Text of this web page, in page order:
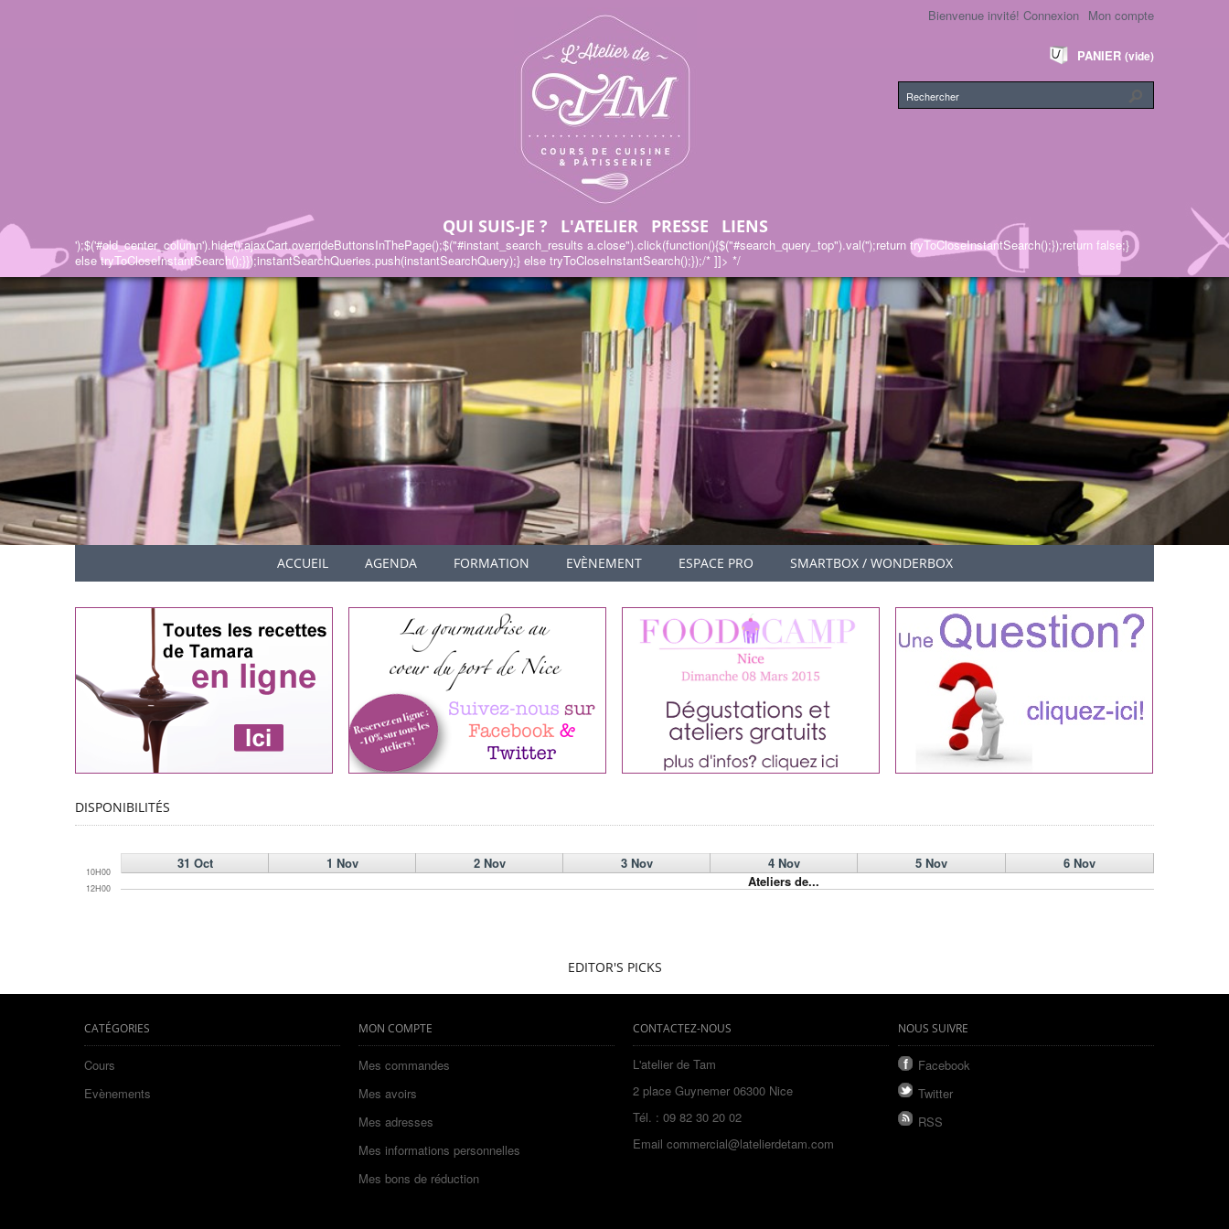
QUI SUIS-JE ? L'ATELIER PRESSE LIENS
Mon compte
Bienvenue invité! Connexion
PANIER (vide)
');$('#old_center_column').hide();ajaxCart.overrideButtonsInThePage();$("#instant_search_results a.close").click(function(){$("#search_query_top").val('');return tryToCloseInstantSearch();});return false;}
else tryToCloseInstantSearch();}});instantSearchQueries.push(instantSearchQuery);} else tryToCloseInstantSearch();});/* ]]> */
ACCUEIL AGENDA FORMATION EVÈNEMENT ESPACE PRO SMARTBOX / WONDERBOX
DISPONIBILITÉS
31 Oct 1 Nov 2 Nov 3 Nov 4 Nov 5 Nov 6 Nov
10H00
Ateliers de...
12H00
EDITOR'S PICKS
CATÉGORIES
Cours
Evènements
MON COMPTE
Mes commandes
Mes avoirs
Mes adresses
Mes informations personnelles
Mes bons de réduction
CONTACTEZ-NOUS
L'atelier de Tam
2 place Guynemer 06300 Nice
Tél. : 09 82 30 20 02
Email commercial@latelierdetam.com
NOUS SUIVRE
Facebook
Twitter
RSS